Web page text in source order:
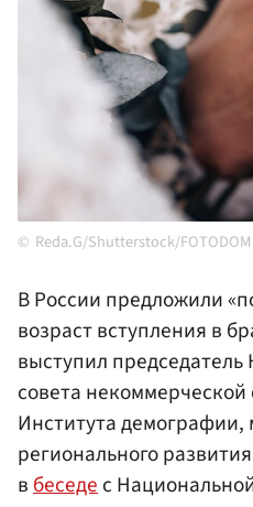
Reda.G/Shutterstock/FOTODOM
В России предложили
возраст вступления в
выступил
совета
Института демографии,
регионального развития
вбеседес